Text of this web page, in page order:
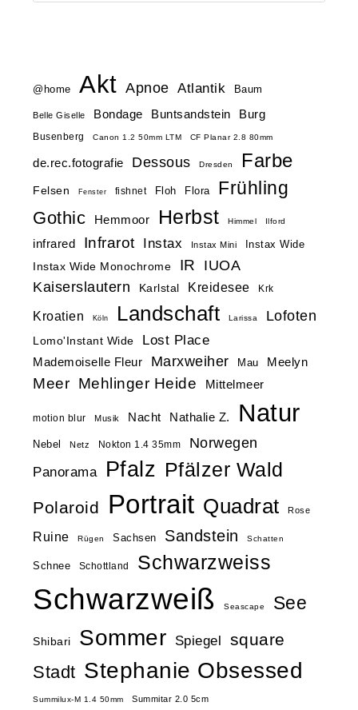
@home Akt Apnoe Atlantik Baum
Belle Giselle Bondage Buntsandstein Burg
Busenberg Canon 1.2 50mm LTM CF Planar 2.8 80mm
de.rec.fotografie Dessous Dresden Farbe
Felsen Fenster fishnet Floh Flora Frühling
Gothic Hemmoor Herbst Himmel Ilford
infrared Infrarot Instax Instax Mini
Instax Wide
Instax Wide Monochrome
IR
IUOA
Kaiserslautern
Karlstal Kreidesee Krk
Kroatien Köln Landschaft Larissa Lofoten
Lomo'Instant Wide Lost Place
Mademoiselle Fleur Marxweiher Mau Meelyn
Meer Mehlinger Heide Mittelmeer
motion blur Musik Nacht Nathalie Z. Natur
Nebel Netz Nokton 1.4 35mm Norwegen
Panorama Pfalz Pfälzer Wald
Polaroid Portrait Quadrat Rose
Ruine Rügen Sachsen Sandstein Schatten
Schnee Schottland Schwarzweiss
Schwarzweiß Seascape See
Shibari Sommer Spiegel square
Stadt Stephanie Obsessed
Summilux-M 1.4 50mm Summitar 2.0 5cm